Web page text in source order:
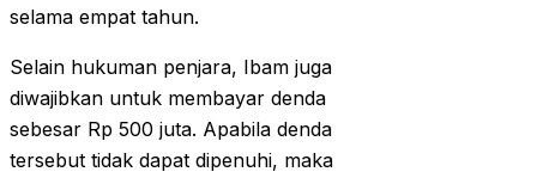
selama empat tahun.
Selain hukuman penjara, Ibam juga
diwajibkan untuk membayar denda
sebesar Rp 500 juta. Apabila denda
tersebut tidak dapat dipenuhi, maka